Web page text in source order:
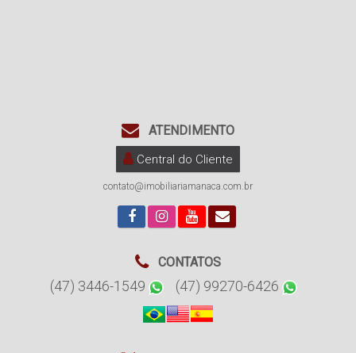
ATENDIMENTO
Central do Cliente
contato@imobiliariamanaca.com.br
CONTATOS
(47) 3446-1549 (47) 99270-6426